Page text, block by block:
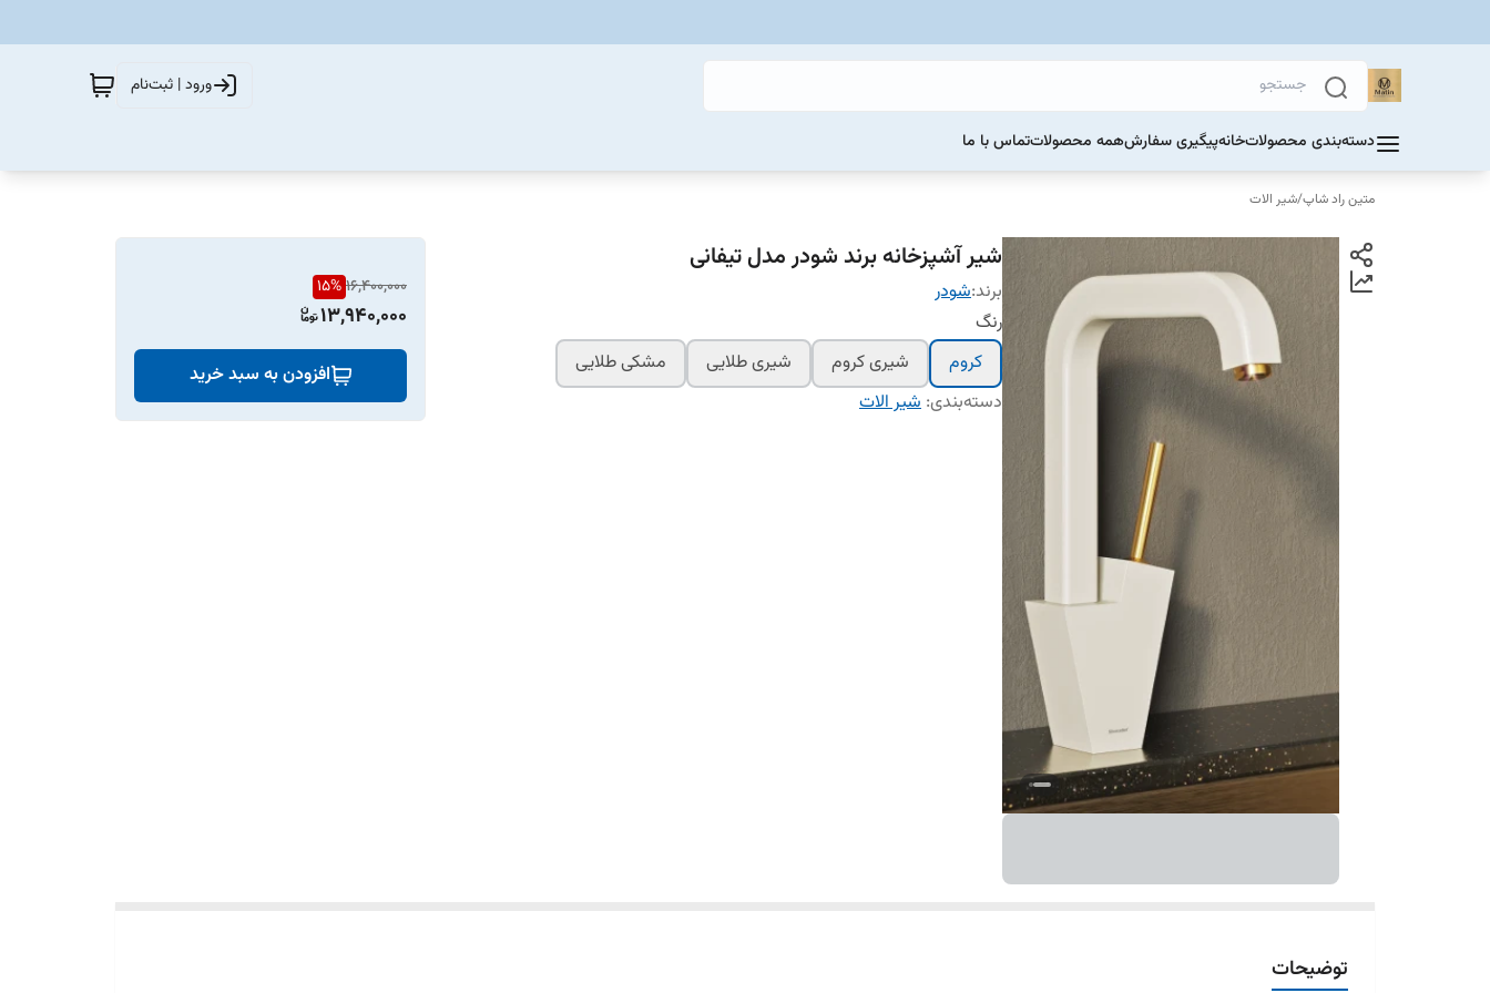
ورود | ثبت‌نام
دسته‌بندی محصولاتخانهپیگیری سفارشهمه محصولاتتماس با ما
متین راد شاپ/شیر الات
شیر آشپزخانه برند شودر مدل تیفانی
برند:شودر
رنگ
کروم
شیری کروم شیری طلایی
مشکی طلایی
دسته‌بندی: شیر الات
16,400,000
15%
13,940,000
افزودن به سبد خرید
توضیحات